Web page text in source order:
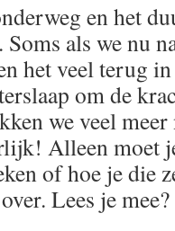
en het
als we nu
het veel terug
om de
we veel
Alleen moet
of hoe je die
Lees je mee?